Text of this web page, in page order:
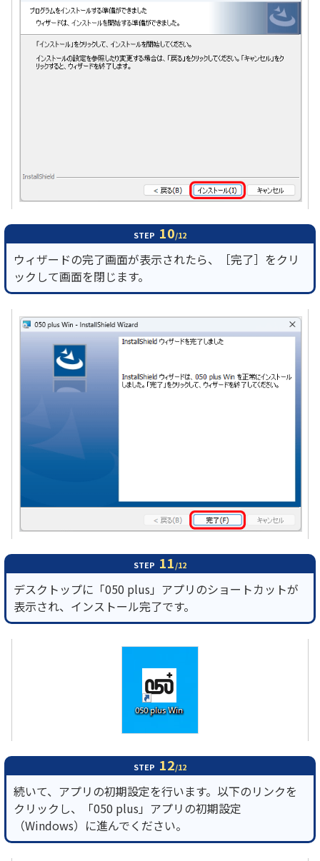
STEP 10/12
ウィザードの完了画面が表示されたら、［完了］をクリ
ックして画面を閉じます。
STEP 11/12
デスクトップに「050 plus」アプリのショートカットが
表示され、インストール完了です。
STEP 12/12
続いて、アプリの初期設定を行います。以下のリンクを
クリックし、「050 plus」アプリの初期設定
（Windows）に進んでください。